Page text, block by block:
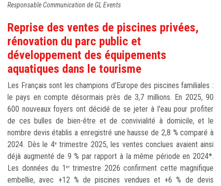
Responsable Communication de GL Events
Reprise des ventes de piscines privées,
rénovation du parc public et
développement des équipements
aquatiques dans le tourisme
Les Français sont les champions d'Europe des piscines familiales :
le pays en compte désormais près de 3,7 millions. En 2025, 90
600 nouveaux foyers ont décidé de se jeter à l'eau pour profiter
de ces bulles de bien-être et de convivialité à domicile, et le
nombre devis établis a enregistré une hausse de 2,8 % comparé à
2024. Dès le 4etrimestre 2025, les ventes conclues avaient ainsi
déjà augmenté de 9 % par rapport à la même période en 2024*.
Les données du 1 ertrimestre 2026 confirment cette magnifique
embellie, avec +12 % de piscines vendues et +6 % de devis